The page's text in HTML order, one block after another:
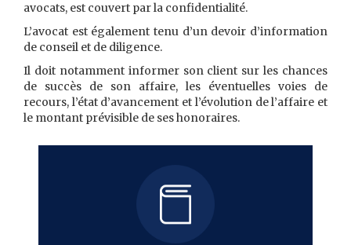
avocats, est couvert par la confidentialité.
L’avocat est également tenu d’un devoir d’information
de conseil et de diligence.
Il doit notamment informer son client sur les chances
de succès de son affaire, les éventuelles voies de
recours, l’état d’avancement et l’évolution de l’affaire et
le montant prévisible de ses honoraires.